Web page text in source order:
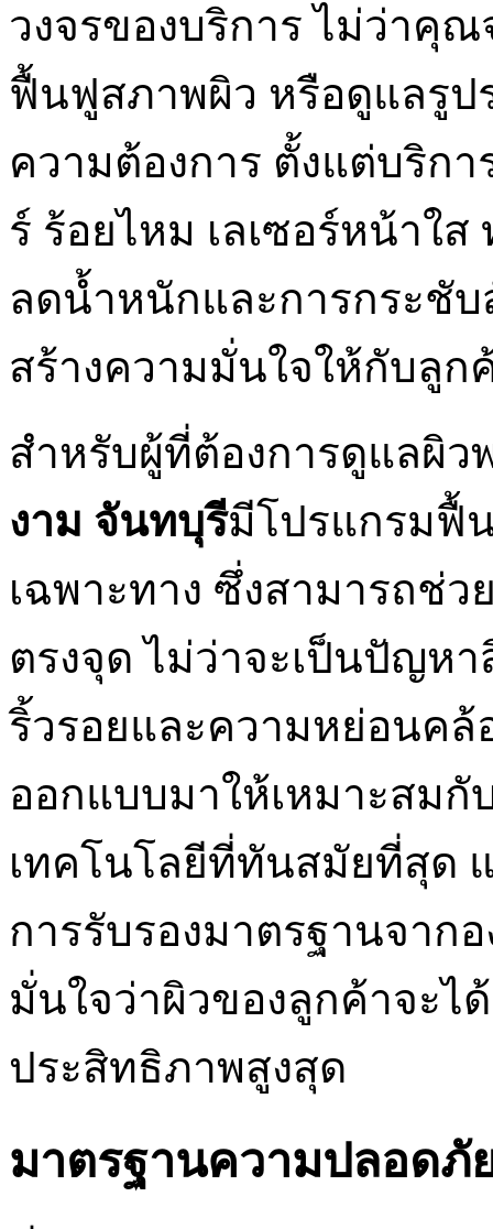
วงจรของบริการ ไม่ว่าคุ
ฟื้นฟูสภาพผิว หรือดูแลรูป
ความต้องการ ตั้งแต่บริก
ร์ ร้อยไหม เลเซอร์หน้าใ
ลดน้ำหนักและการกระชั
สร้างความมั่นใจให้กับลูก
สำหรับผู้ที่ต้องการดูแลผิ
งาม จันทบุรีมีโปรแกรมฟื้
เฉพาะทาง ซึ่งสามารถช่
ตรงจุด ไม่ว่าจะเป็นปัญห
ริ้วรอยและความหย่อนคล้
ออกแบบมาให้เหมาะสม
เทคโนโลยีที่ทันสมัยที่สุด
การรับรองมาตรฐานจาก
มั่นใจว่าผิวของลูกค้าจะไ
ประสิทธิภาพสูงสุด
มาตรฐานความปลอดภั